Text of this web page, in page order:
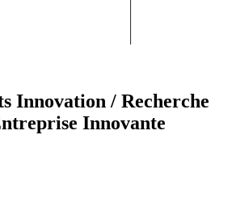
Innovation / Recherche
Innovante